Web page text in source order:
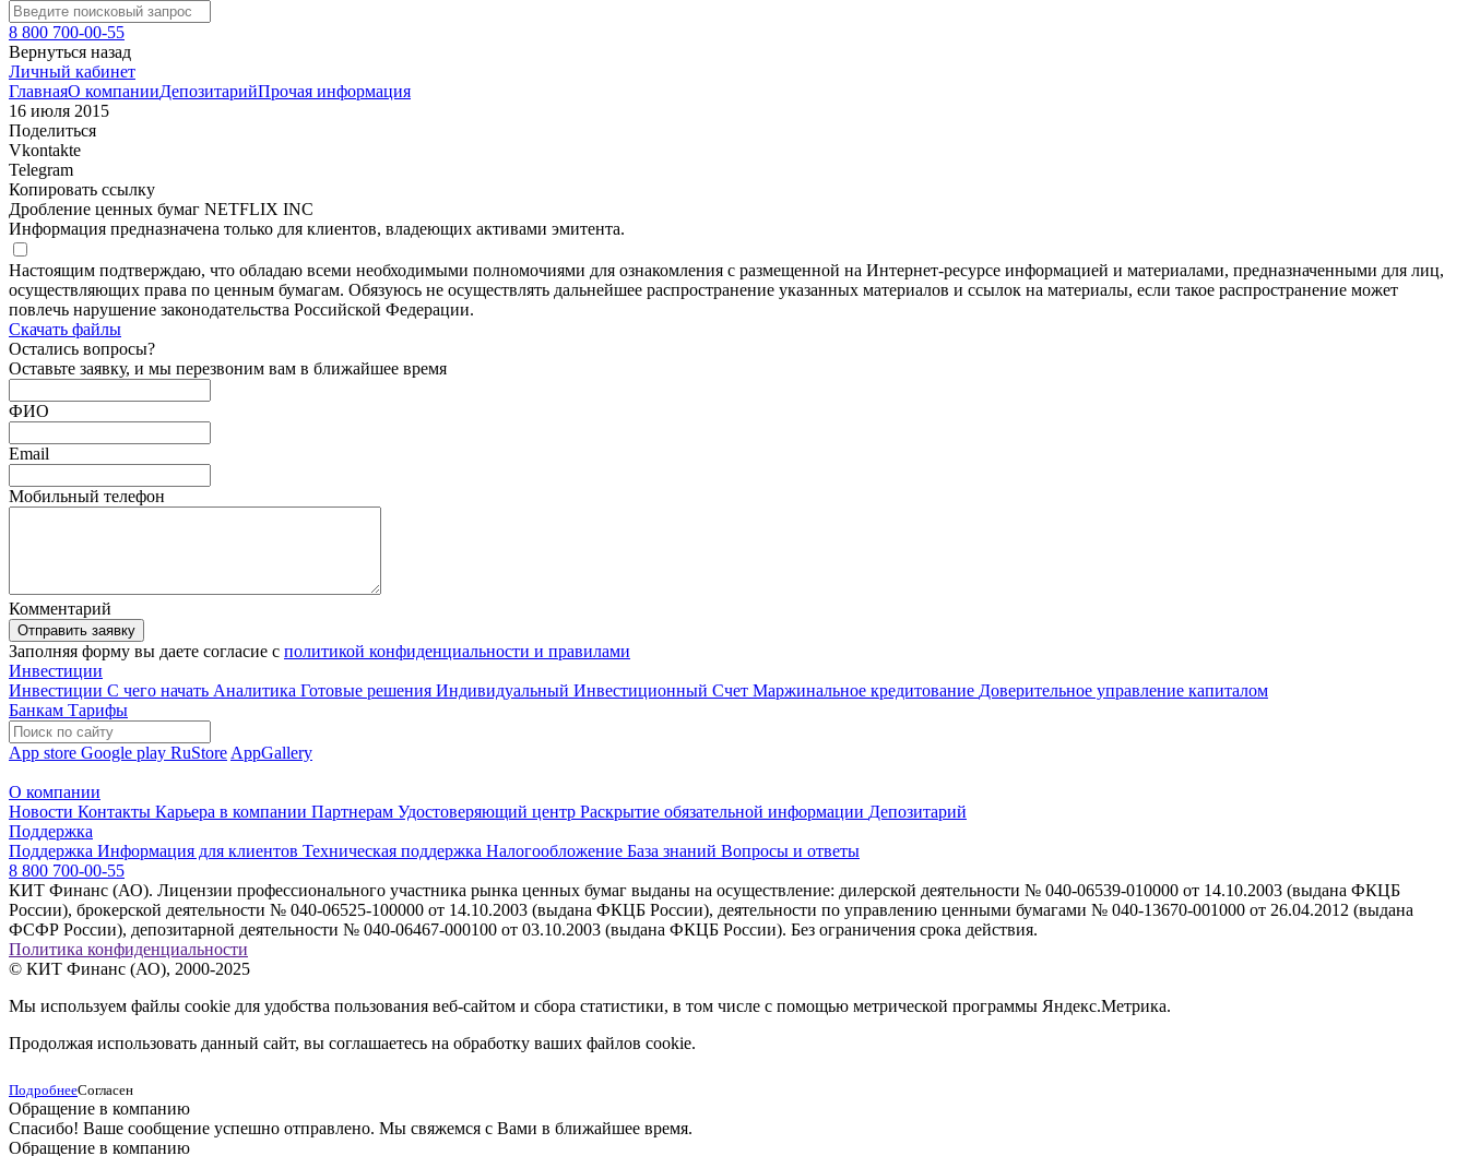
8 800 700-00-55
Вернуться назад
Личный кабинет
ГлавнаяО компанииДепозитарийПрочая информация
16 июля 2015
Поделиться
Vkontakte
Telegram
Копировать ссылку
Дробление ценных бумаг NETFLIX INC
Информация предназначена только для клиентов, владеющих активами эмитента.
Настоящим подтверждаю, что обладаю всеми необходимыми полномочиями для ознакомления с размещенной на Интернет-ресурсе информацией и материалами, предназначенными для лиц,
осуществляющих права по ценным бумагам. Обязуюсь не осуществлять дальнейшее распространение указанных материалов и ссылок на материалы, если такое распространение может
повлечь нарушение законодательства Российской Федерации.
Скачать файлы
Остались вопросы?
Оставьте заявку, и мы перезвоним вам в ближайшее время
ФИО
Email
Мобильный телефон
Комментарий
Отправить заявку
Заполняя форму вы даете согласие с политикой конфиденциальности и правилами
Инвестиции
Инвестиции С чего начать Аналитика Готовые решения Индивидуальный Инвестиционный Счет Маржинальное кредитование Доверительное управление капиталом
Банкам Тарифы
App store Google play RuStore AppGallery
О компании
Новости Контакты Карьера в компании Партнерам Удостоверяющий центр Раскрытие обязательной информации Депозитарий
Поддержка
Поддержка Информация для клиентов Техническая поддержка Налогообложение База знаний Вопросы и ответы
8 800 700-00-55
КИТ Финанс (АО). Лицензии профессионального участника рынка ценных бумаг выданы на осуществление: дилерской деятельности № 040-06539-010000 от 14.10.2003 (выдана ФКЦБ
России), брокерской деятельности № 040-06525-100000 от 14.10.2003 (выдана ФКЦБ России), деятельности по управлению ценными бумагами № 040-13670-001000 от 26.04.2012 (выдана
ФСФР России), депозитарной деятельности № 040-06467-000100 от 03.10.2003 (выдана ФКЦБ России). Без ограничения срока действия.
Политика конфиденциальности
© КИТ Финанс (АО), 2000-2025
Мы используем файлы cookie для удобства пользования веб-сайтом и сбора статистики, в том числе с помощью метрической программы Яндекс.Метрика.
Продолжая использовать данный сайт, вы соглашаетесь на обработку ваших файлов cookie.
ПодробнееСогласен
Обращение в компанию
Спасибо! Ваше сообщение успешно отправлено. Мы свяжемся с Вами в ближайшее время.
Обращение в компанию